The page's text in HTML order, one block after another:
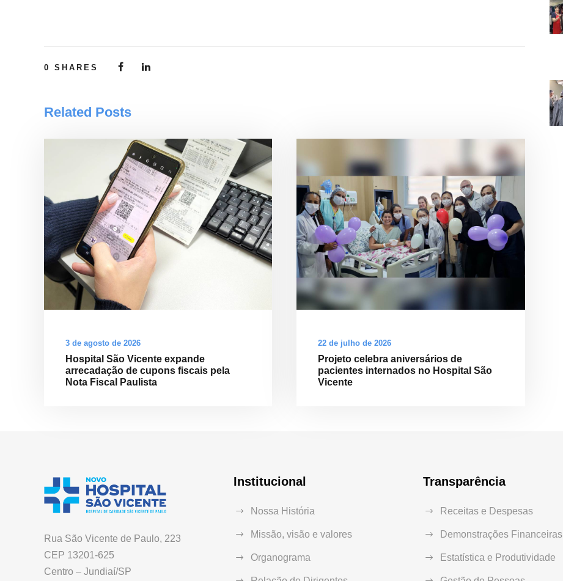
0 SHARES
Related Posts
3 de agosto de 2026
Hospital São Vicente expande
arrecadação de cupons fiscais pela
Nota Fiscal Paulista
22 de julho de 2026
Projeto celebra aniversários de
pacientes internados no Hospital São
Vicente
Rua São Vicente de Paulo, 223
CEP 13201-625
Centro – Jundiaí/SP
Institucional
Nossa História
Missão, visão e valores
Organograma
Transparência
Receitas e Despesas
Demonstrações Financeiras
Estatística e Produtividade